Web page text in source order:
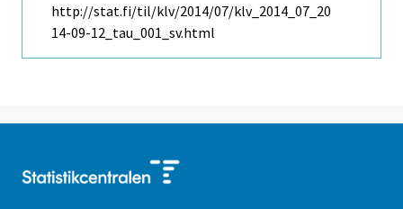
http://stat.fi/til/klv/2014/07/klv_2014_07_20
14-09-12_tau_001_sv.html